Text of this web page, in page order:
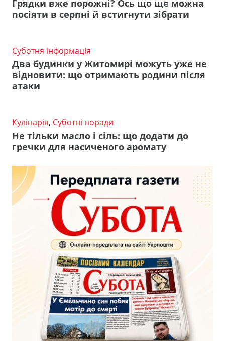
Грядки вже порожні? Ось що ще можна
посіяти в серпні й встигнути зібрати
Суботня інформація
Два будинки у Житомирі можуть уже не
відновити: що отримають родини після
атаки
Кулінарія, Суботні поради
Не тільки масло і сіль: що додати до
гречки для насиченого аромату